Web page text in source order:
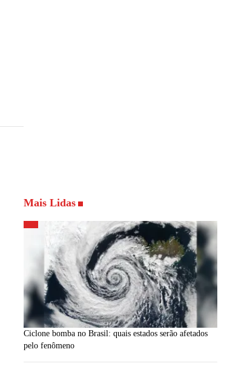
Mais Lidas
Ciclone bomba no Brasil: quais estados serão afetados
pelo fenômeno